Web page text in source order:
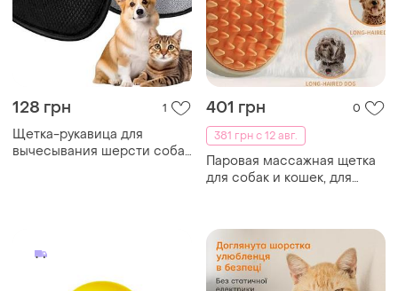
128 грн 1
Щетка-рукавица для
вычесывания шерсти собак
401 грн
0
381 грн с 12 авг.
Паровая массажная щетка
для собак и кошек, для